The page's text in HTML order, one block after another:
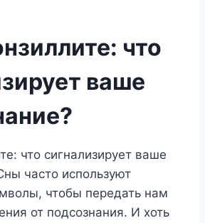
что
ваше
что сигнализирует ваше
часто используют
чтобы передать нам
от подсознания. И хоть